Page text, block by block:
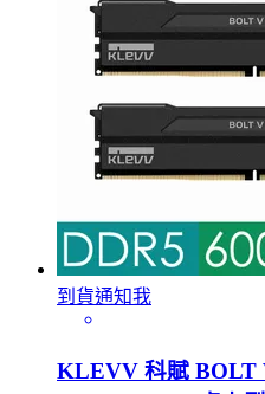
到貨通知我
KLEVV 科賦 BOLT